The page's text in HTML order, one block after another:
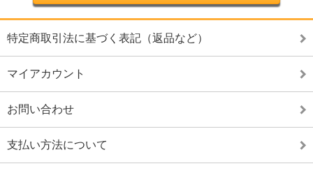
特定商取引法に基づく表記（返品など）
マイアカウント
お問い合わせ
支払い方法について